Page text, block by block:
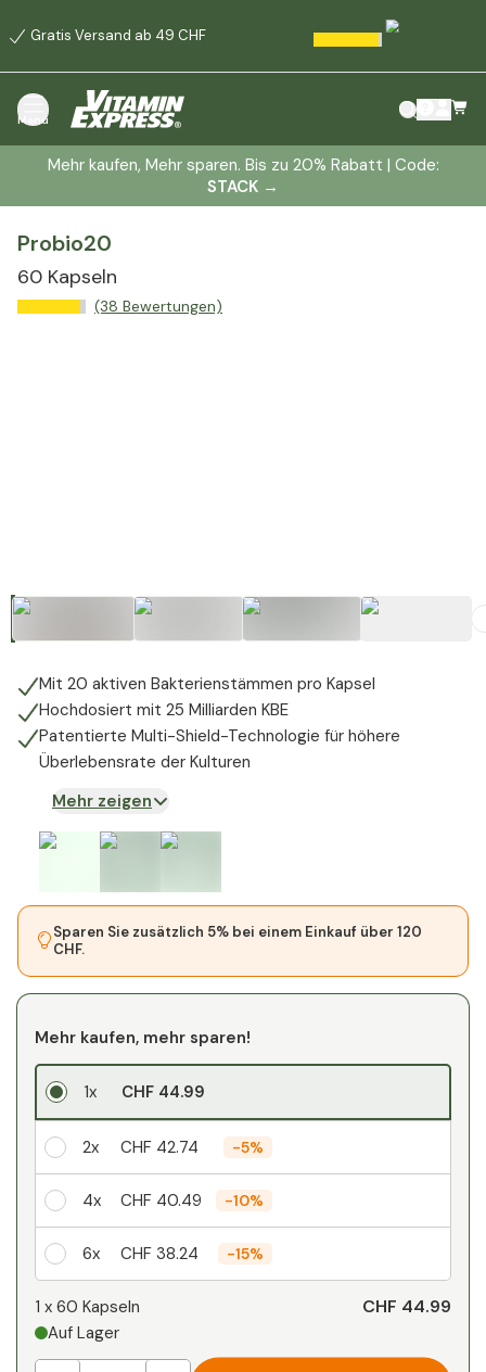
Gratis Versand ab 49 CHF
Menü
Mehr kaufen, Mehr sparen. Bis zu 20% Rabatt | Code:
STACK →
Probio20
60 Kapseln
(38 Bewertungen)
Mit 20 aktiven Bakterienstämmen pro Kapsel
Hochdosiert mit 25 Milliarden KBE
Patentierte Multi-Shield-Technologie für höhere
Überlebensrate der Kulturen
Mehr zeigen
Sparen Sie zusätzlich 5% bei einem Einkauf über 120
CHF.
Mehr kaufen, mehr sparen!
1x CHF 44.99
2x CHF 42.74 -5%
4x CHF 40.49 -10%
6x CHF 38.24 -15%
1x
1 x 60 Kapseln
Auf Lager
CHF 44.99